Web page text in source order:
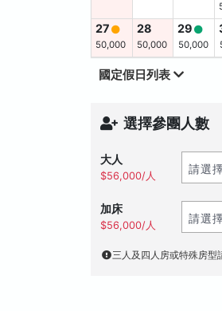
27
50,000
28
50,000
29
50,000
國定假日列表
選擇參團人數
大人
$56,000/人
加床
$56,000/人
三人及四人房或特殊房型